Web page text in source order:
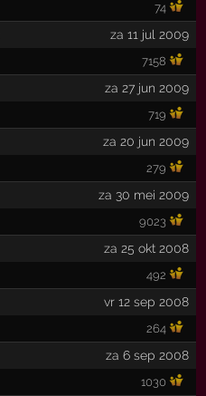
74
za 11 jul 2009
7158
za 27 jun 2009
719
za 20 jun 2009
279
za 30 mei 2009
9023
za 25 okt 2008
492
vr 12 sep 2008
264
za 6 sep 2008
1030